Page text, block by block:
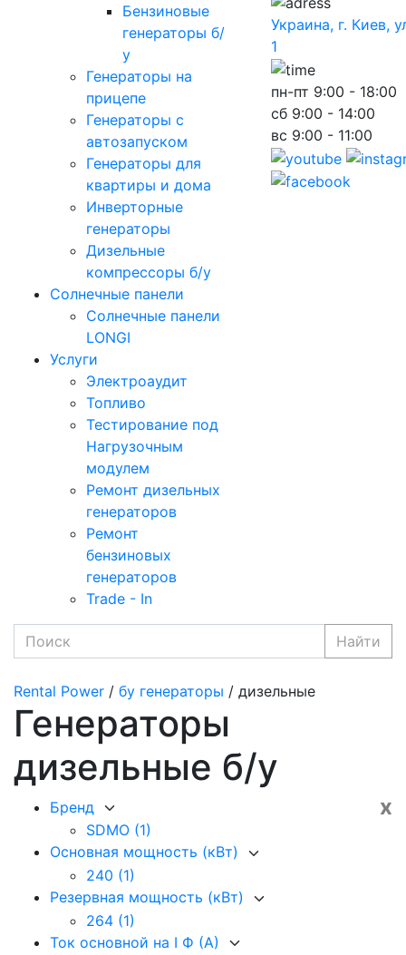
Бензиновые
генераторы б/
у
Генераторы на
прицепе
Генераторы с
автозапуском
Генераторы для
квартиры и дома
Инверторные
генераторы
Дизельные
компрессоры б/у
Солнечные панели
Солнечные панели
LONGI
Услуги
Электроаудит
Топливо
Тестирование под
Нагрузочным
модулем
Ремонт дизельных
генераторов
Ремонт
бензиновых
генераторов
Trade - In
Украина, г. Киев,
1
пн-пт 9:00 - 18:00
сб 9:00 - 14:00
вс 9:00 - 11:00
Найти
Rental Power / бу генераторы / дизельные
Генераторы
дизельные б/у
x
Бренд
SDMO (1)
Основная мощность (кВт)
240 (1)
Резервная мощность (кВт)
264 (1)
Ток основной на I Ф (А)